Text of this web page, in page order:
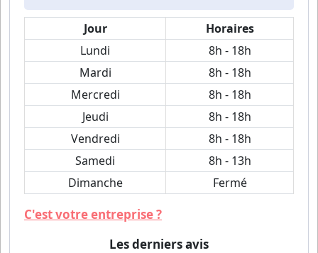
Jour
Horaires
Lundi
8h - 18h
Mardi
8h - 18h
Mercredi
8h - 18h
Jeudi
8h - 18h
Vendredi
8h - 18h
Samedi
8h - 13h
Dimanche
Fermé
C'est votre entreprise ?
Les derniers avis